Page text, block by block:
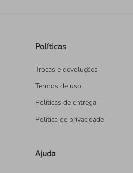
Políticas
Trocas e devoluções
Termos de uso
Políticas de entrega
Política de privacidade
Ajuda